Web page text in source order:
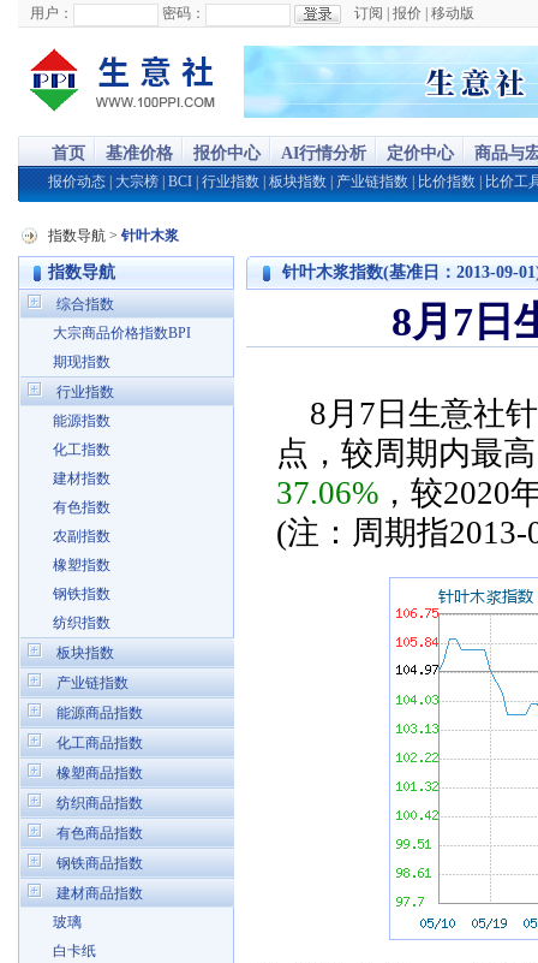
用户： 密码： 订阅 报价 移动版
首页 基准价格 报价中心 AI行情分析 定价中心 商品与
报价动态 大宗榜 BCI 行业指数 板块指数 产业链指数 比价指数 比价工
指数导航 > 针叶木浆
指数导航
综合指数
大宗商品价格指数BPI
期现指数
行业指数
能源指数
化工指数
建材指数
有色指数
农副指数
橡塑指数
钢铁指数
纺织指数
板块指数
产业链指数
能源商品指数
化工商品指数
橡塑商品指数
纺织商品指数
有色商品指数
钢铁商品指数
建材商品指数
玻璃
白卡纸
针叶木浆指数(基准日：2013-09-
8月7日
8月7日生意社
点，较周期内最
37.06% ，较2020
(注：周期指2013-